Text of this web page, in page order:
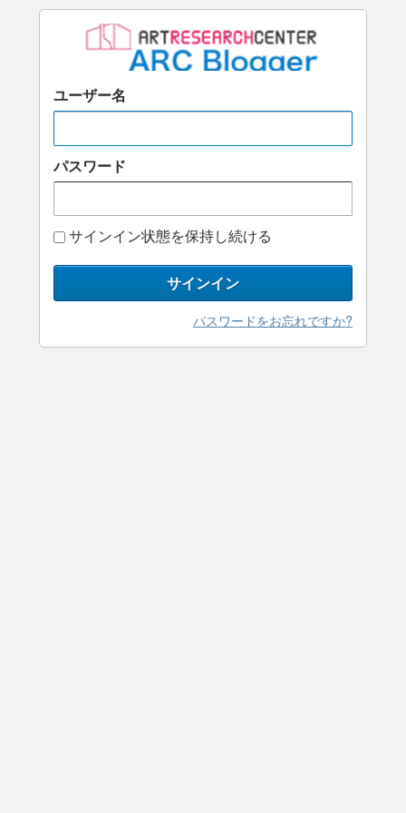
ユーザー名
パスワード
サインイン状態を保持し続ける
サインイン
パスワードをお忘れですか?